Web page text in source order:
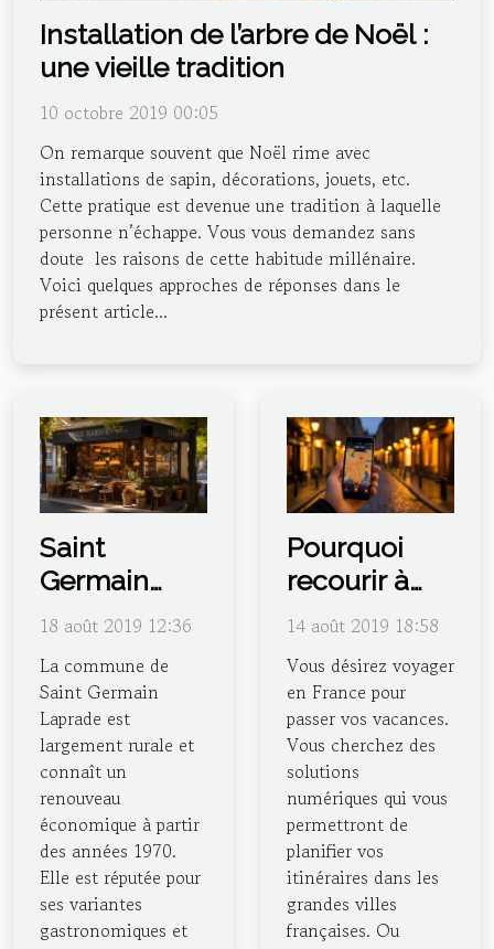
Installation de l’arbre de Noël :
une vieille tradition
10 octobre 2019 00:05
On remarque souvent que Noël rime avec
installations de sapin, décorations, jouets, etc.
Cette pratique est devenue une tradition à laquelle
personne n’échappe. Vous vous demandez sans
doute les raisons de cette habitude millénaire.
Voici quelques approches de réponses dans le
présent article...
Saint
Germain
Laprade :
gastronomie
en un seul
lieu
18 août 2019 12:36
La commune de
Saint Germain
Laprade est
largement rurale et
connaît un
renouveau
économique à partir
des années 1970.
Elle est réputée pour
ses variantes
gastronomiques et
Pourquoi
recourir à
l’application
France ?
14 août 2019 18:58
Vous désirez voyager
en France pour
passer vos vacances.
Vous cherchez des
solutions
numériques qui vous
permettront de
planifier vos
itinéraires dans les
grandes villes
françaises. Ou